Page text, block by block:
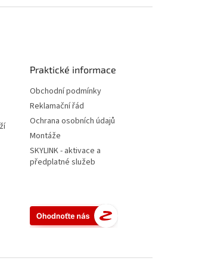
Praktické informace
Obchodní podmínky
Reklamační řád
Ochrana osobních údajů
Montáže
SKYLINK - aktivace a
předplatné služeb